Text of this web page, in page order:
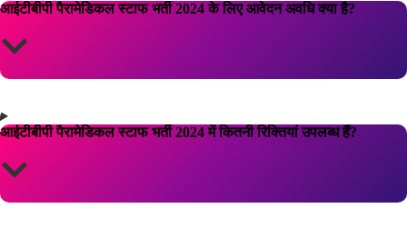
आईटीबीपी पैरामेडिकल स्टाफ भर्ती 2024 के लिए आवेदन अवधि क्या है?
आईटीबीपी पैरामेडिकल स्टाफ भर्ती 2024 में कितनी रिक्तियां उपलब्ध हैं?